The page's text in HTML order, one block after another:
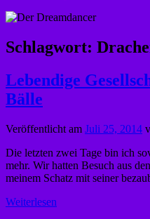
Schlagwort:
Lebendige
Bälle
Veröffentlicht am Juli 25, 2014
Die letzten zwei Tage bin ich
mehr. Wir hatten Besuch aus
meinem Schatz mit seiner
Weiterlesen